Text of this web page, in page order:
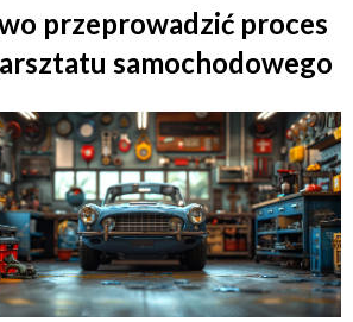
przeprowadzić proces
samochodowego